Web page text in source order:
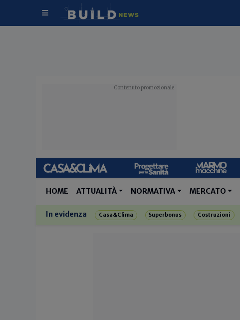
HOME ATTUALITÀ NORMATIVA MERCATO
In evidenza Casa&Clima Superbonus Costruzioni